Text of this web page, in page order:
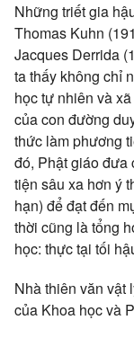
Những triết gia
Thomas Kuhn
Jacques Derrida
tathấy không chỉ
họctự nhiên và
củacon đường
thức làmphương
đó, Phật giáođưa
tiện sâu xa hơn ý
hạn) đểđạt đến
thời cũng là tổng
học: thực tại tối
Nhàthiên văn vật
của Khoa học và